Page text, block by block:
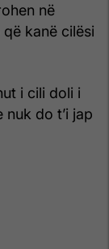
në
kanë cilësi
i cili doli i
do t’i jap